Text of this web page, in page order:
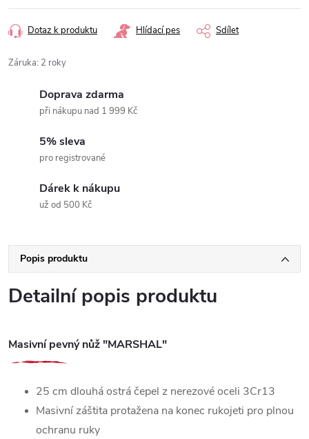
Dotaz k produktu Hlídací pes Sdílet
Záruka: 2 roky
Doprava zdarma
při nákupu nad 1 999 Kč
5% sleva
pro registrované
Dárek k nákupu
už od 500 Kč
Popis produktu
Detailní popis produktu
Masivní pevný nůž "MARSHAL"
25 cm dlouhá ostrá čepel z nerezové oceli 3Cr13
Masivní záštita protažena na konec rukojeti pro plnou
ochranu ruky